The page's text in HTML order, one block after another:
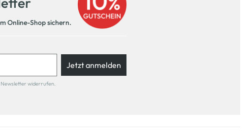
Online-Shop sichern.
Jetzt anmelden
Newsletter widerrufen.